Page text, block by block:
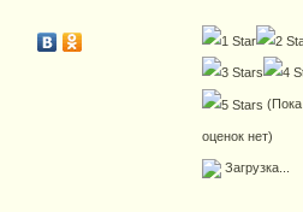
(Пока
оценок нет)
Загрузка...